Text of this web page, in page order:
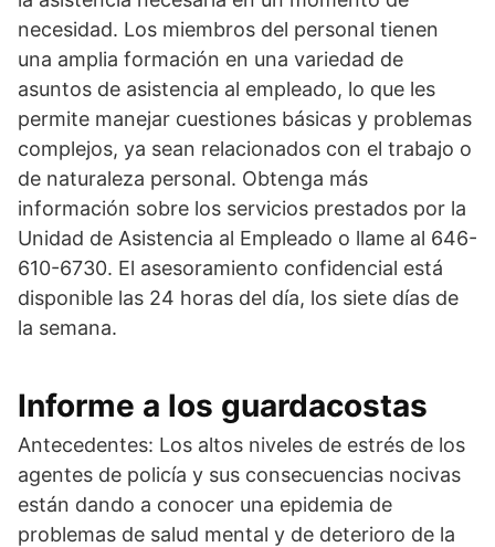
necesidad. Los miembros del personal tienen
una amplia formación en una variedad de
asuntos de asistencia al empleado, lo que les
permite manejar cuestiones básicas y problemas
complejos, ya sean relacionados con el trabajo o
de naturaleza personal. Obtenga más
información sobre los servicios prestados por la
Unidad de Asistencia al Empleado o llame al 646-
610-6730. El asesoramiento confidencial está
disponible las 24 horas del día, los siete días de
la semana.
Informe a los guardacostas
Antecedentes: Los altos niveles de estrés de los
agentes de policía y sus consecuencias nocivas
están dando a conocer una epidemia de
problemas de salud mental y de deterioro de la